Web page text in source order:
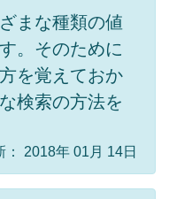
まな種類の値
。そのために
を覚えておか
検索の方法を
： 2018年 01月 14日